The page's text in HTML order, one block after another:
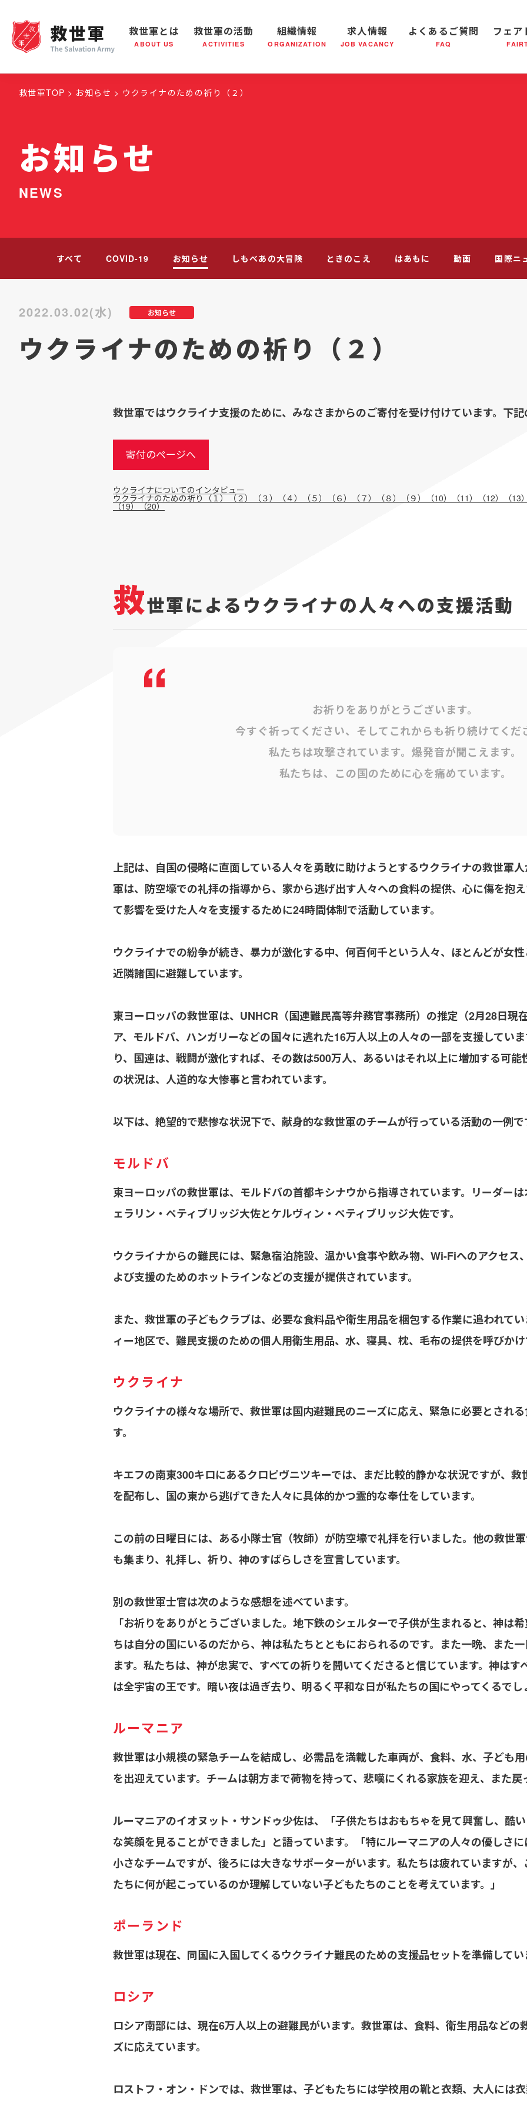
救世軍とは
ABOUT US
救世軍とは 世界が抱えている社会問題 救世軍の成り立ち 軍隊形式について 私たちの目指す未来
救世軍の活動
ACTIVITIES
救世軍の活動 社会鍋 社会鍋物語 音楽活動 救世軍ブラスバンドのCD
組織情報
ORGANIZATION
組織概要 全国の小隊(教会)等について 医療・社会福祉事業 出
求人情報
JOB VACANCY
よくあるご質問
FAQ
フェア
救世軍TOP お知らせ ウクライナのための祈り（２）
お知らせ
NEWS
すべて COVID-19 お知らせ しもべあの大冒険 ときのこえ はあもに 動画 国際ニ
お知らせ
2022.03.02(水)
ウクライナのための祈り（２）
救世軍ではウクライナ支援のために、みなさまからのご寄付を受け付けています。下
寄付のページへ
ウクライナについてのインタビュー
ウクライナのための祈り（１）（２） （３） （４） （５） （６） （７） （８） （９） （10） （11） （12） （13
（19）（20）
救世軍によるウクライナの人々への支援活動
お祈りをありがとうございます。
今すぐ祈ってください、そしてこれからも祈り続けてくだ
私たちは攻撃されています。爆発音が聞こえます。
私たちは、この国のために心を痛めています。
上記は、自国の侵略に直面している人々を勇敢に助けようとするウクライナの救世軍
軍は、防空壕での礼拝の指導から、家から逃げ出す人々への食料の提供、心に傷を抱
て影響を受けた人々を支援するために24時間体制で活動しています。
ウクライナでの紛争が続き、暴力が激化する中、何百何千という人々、ほとんどが女
近隣諸国に避難しています。
東ヨーロッパの救世軍は、UNHCR（国連難民高等弁務官事務所）の推定（2月28日現
ア、モルドバ、ハンガリーなどの国々に逃れた16万人以上の人々の一部を支援してい
り、国連は、戦闘が激化すれば、その数は500万人、あるいはそれ以上に増加する可
の状況は、人道的な大惨事と言われています。
以下は、絶望的で悲惨な状況下で、献身的な救世軍のチームが行っている活動の一例で
モルドバ
東ヨーロッパの救世軍は、モルドバの首都キシナウから指導されています。リーダー
ェラリン・ペティブリッジ大佐とケルヴィン・ペティブリッジ大佐です。
ウクライナからの難民には、緊急宿泊施設、温かい食事や飲み物、Wi-Fiへのアクセス
よび支援のためのホットラインなどの支援が提供されています。
また、救世軍の子どもクラブは、必要な食料品や衛生用品を梱包する作業に追われて
ィー地区で、難民支援のための個人用衛生用品、水、寝具、枕、毛布の提供を呼びか
ウクライナ
ウクライナの様々な場所で、救世軍は国内避難民のニーズに応え、緊急に必要とされ
す。
キエフの南東300キロにあるクロピヴニツキーでは、まだ比較的静かな状況ですが、
を配布し、国の東から逃げてきた人々に具体的かつ霊的な奉仕をしています。
この前の日曜日には、ある小隊士官（牧師）が防空壕で礼拝を行いました。他の救世
も集まり、礼拝し、祈り、神のすばらしさを宣言しています。
別の救世軍士官は次のような感想を述べています。
「お祈りをありがとうございました。地下鉄のシェルターで子供が生まれると、神は
ちは自分の国にいるのだから、神は私たちとともにおられるのです。また一晩、また
ます。私たちは、神が忠実で、すべての祈りを聞いてくださると信じています。神は
は全宇宙の王です。暗い夜は過ぎ去り、明るく平和な日が私たちの国にやってくるでし
ルーマニア
救世軍は小規模の緊急チームを結成し、必需品を満載した車両が、食料、水、子ども
を出迎えています。チームは朝方まで荷物を持って、悲嘆にくれる家族を迎え、また戻
ルーマニアのイオヌット・サンドゥ少佐は、「子供たちはおもちゃを見て興奮し、酷
な笑顔を見ることができました」と語っています。「特にルーマニアの人々の優しさ
小さなチームですが、後ろには大きなサポーターがいます。私たちは疲れていますが
たちに何が起こっているのか理解していない子どもたちのことを考えています。」
ポーランド
救世軍は現在、同国に入国してくるウクライナ難民のための支援品セットを準備してい
ロシア
ロシア南部には、現在6万人以上の避難民がいます。救世軍は、食料、衛生用品などの
ズに応えています。
ロストフ・オン・ドンでは、救世軍は、子どもたちには学校用の靴と衣類、大人には